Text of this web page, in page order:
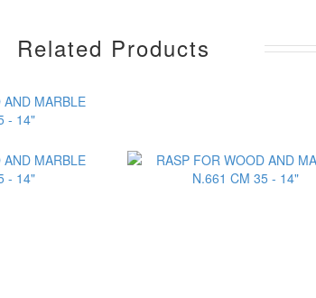
Related Products